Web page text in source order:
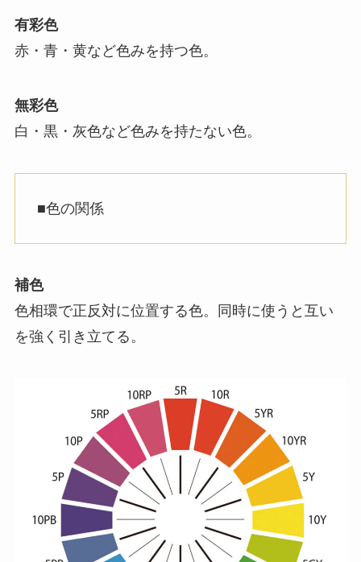
有彩色
赤・青・黄など色みを持つ色。
無彩色
白・黒・灰色など色みを持たない色。
■色の関係
補色
色相環で正反対に位置する色。同時に使うと互い
を強く引き立てる。